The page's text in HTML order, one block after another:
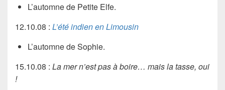
L’automne de Petite Elfe.
12.10.08 : L’été indien en Limousin
L’automne deSophie.
15.10.08 : La mer n’est pas à boire… mais la tasse, oui
!